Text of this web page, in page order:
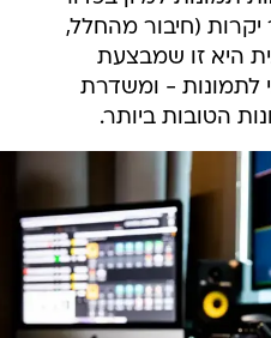
יקרות (חיבור מהחלל,
היא זו שמבצעת
לתמונות - ומשדרת
הטובות ביותר.